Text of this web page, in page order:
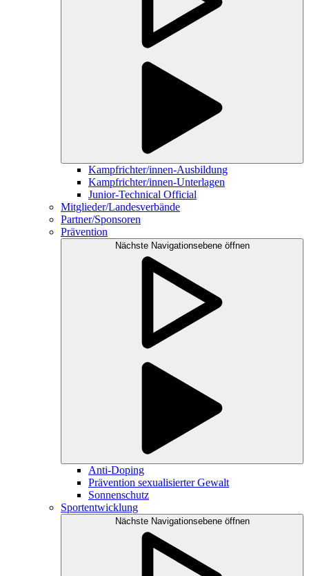
Kampfrichter/innen-Ausbildung
Kampfrichter/innen-Unterlagen
Junior-Technical Official
Mitglieder/Landesverbände
Partner/Sponsoren
Prävention
Nächste Navigationsebene öffnen
Anti-Doping
Prävention sexualisierter Gewalt
Sonnenschutz
Sportentwicklung
Nächste Navigationsebene öffnen